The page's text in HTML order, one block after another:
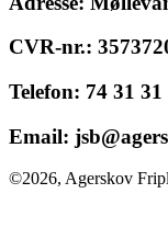
CVR-nr.:
Telefon: 74 31 31
Email:
©2026, Agerskov